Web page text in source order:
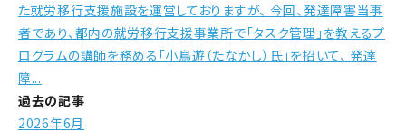
た就労移行支援施設を運営しておりますが、 今回、発達障害当事
者であり、都内の就労移行支援事業所で「タスク管理」を教えるプ
ログラムの講師を務める「小鳥遊（たなかし）氏」を招いて、 発達
障...
過去の記事
2026年6月